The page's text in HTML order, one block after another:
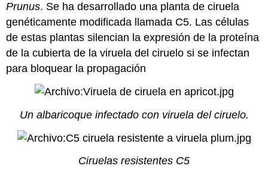
Prunus. Se ha desarrollado una planta de ciruela
genéticamente modificada llamada C5. Las células
de estas plantas silencian la expresión de la proteína
de la cubierta de la viruela del ciruelo si se infectan
para bloquear la propagación
Un albaricoque infectado con viruela del ciruelo.
Ciruelas resistentes C5